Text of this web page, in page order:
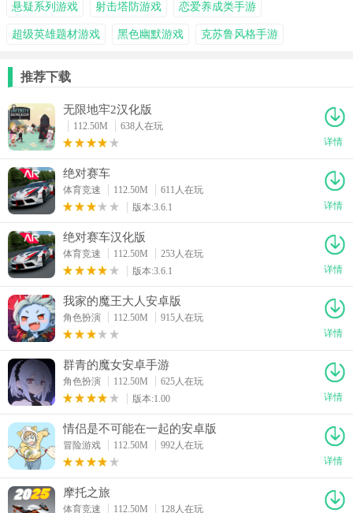
悬疑系列游戏 射击塔防游戏 恋爱养成类手游
超级英雄题材游戏 黑色幽默游戏 克苏鲁风格手游
推荐下载
无限地牢2汉化版
112.50M
638人在玩
详情
绝对赛车
体育竞速 112.50M
611人在玩
版本:3.6.1
详情
绝对赛车汉化版
体育竞速 112.50M
253人在玩
版本:3.6.1
详情
我家的魔王大人安卓版
角色扮演 112.50M
915人在玩
详情
群青的魔女安卓手游
角色扮演 112.50M
625人在玩
版本:1.00
详情
情侣是不可能在一起的安卓版
冒险游戏 112.50M
992人在玩
详情
摩托之旅
体育竞速 112.50M 128人在玩